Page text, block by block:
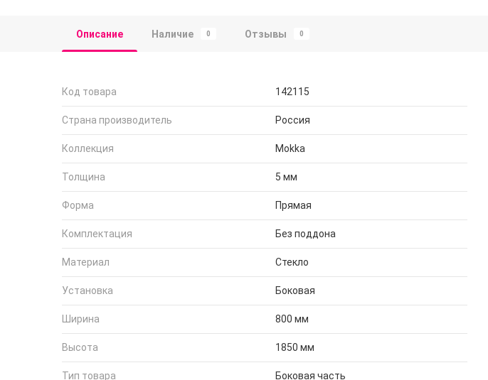
Описание Наличие 0 Отзывы 0
Код товара 142115
Страна производитель Россия
Коллекция Mokka
Толщина 5 мм
Форма Прямая
Комплектация Без поддона
Материал Стекло
Установка Боковая
Ширина 800 мм
Высота 1850 мм
Тип товара Боковая часть